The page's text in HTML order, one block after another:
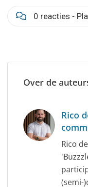
0 reacties -
Over de
Rico
Rico
(semi-